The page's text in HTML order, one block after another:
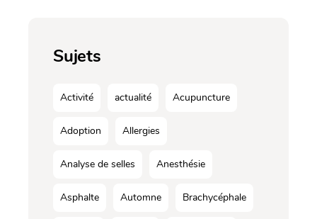
Sujets
Activité actualité Acupuncture
Adoption Allergies
Analyse de selles Anesthésie
Asphalte Automne Brachycéphale